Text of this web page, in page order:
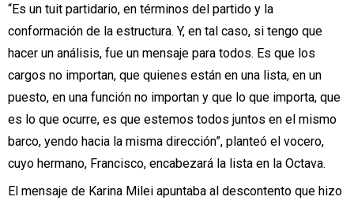
“Es un tuit partidario, en términos del partido y la
conformación de la estructura. Y, en tal caso, si tengo que
hacer un análisis, fue un mensaje para todos. Es que los
cargos no importan, que quienes están en una lista, en un
puesto, en una función no importan y que lo que importa, que
es lo que ocurre, es que estemos todos juntos en el mismo
barco, yendo hacia la misma dirección”, planteó el vocero,
cuyo hermano, Francisco, encabezará la lista en la Octava.
El mensaje de Karina Milei apuntaba al descontento que hizo